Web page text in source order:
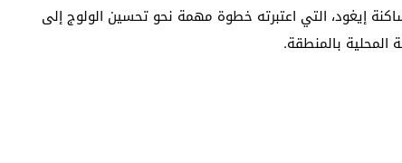
إيغود، التي اعتبرته خطوة مهمة نحو تحسين الولوج إلى
المحلية بالمنطقة.